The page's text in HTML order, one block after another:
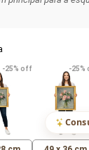
VER
Narciso-
R$ 365,92
-25% off -25%